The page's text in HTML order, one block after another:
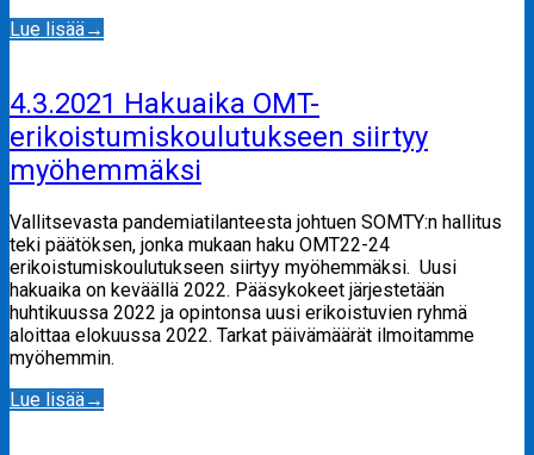
Lue lisää→
4.3.2021 Hakuaika OMT-
erikoistumiskoulutukseen siirtyy
myöhemmäksi
Vallitsevasta pandemiatilanteesta johtuen SOMTY:n hallitus
teki päätöksen, jonka mukaan haku OMT22-24
erikoistumiskoulutukseen siirtyy myöhemmäksi. Uusi
hakuaika on keväällä 2022. Pääsykokeet järjestetään
huhtikuussa 2022 ja opintonsa uusi erikoistuvien ryhmä
aloittaa elokuussa 2022. Tarkat päivämäärät ilmoitamme
myöhemmin.
Lue lisää→